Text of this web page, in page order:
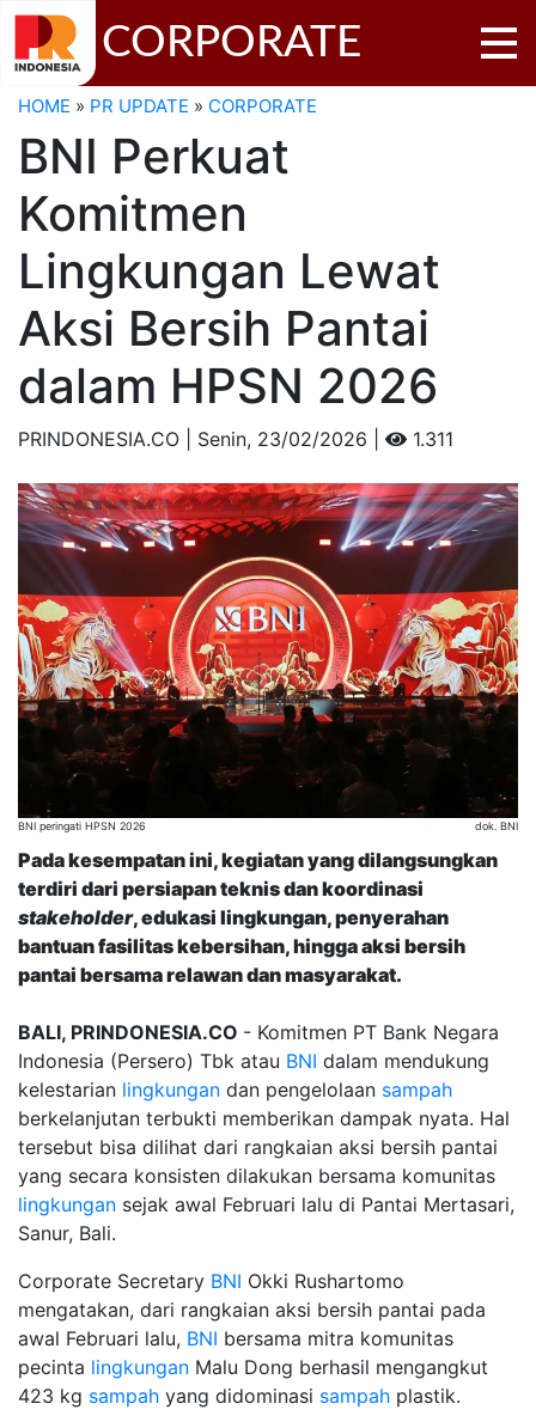
CORPORATE
HOME » PR UPDATE » CORPORATE
BNI Perkuat
Komitmen
Lingkungan Lewat
Aksi Bersih Pantai
dalam HPSN 2026
PRINDONESIA.CO | Senin, 23/02/2026 | 1.311
BNI peringati HPSN 2026 dok. BNI
Pada kesempatan ini, kegiatan yang dilangsungkan
terdiri dari persiapan teknis dan koordinasi
stakeholder, edukasi lingkungan, penyerahan
bantuan fasilitas kebersihan, hingga aksi bersih
pantai bersama relawan dan masyarakat.
BALI, PRINDONESIA.CO - Komitmen PT Bank Negara
Indonesia (Persero) Tbk atau BNI dalam mendukung
kelestarian lingkungan dan pengelolaan sampah
berkelanjutan terbukti memberikan dampak nyata. Hal
tersebut bisa dilihat dari rangkaian aksi bersih pantai
yang secara konsisten dilakukan bersama komunitas
lingkungan sejak awal Februari lalu di Pantai Mertasari,
Sanur, Bali.
Corporate Secretary BNI Okki Rushartomo
mengatakan, dari rangkaian aksi bersih pantai pada
awal Februari lalu, BNI bersama mitra komunitas
pecinta lingkungan Malu Dong berhasil mengangkut
423 kg sampah yang didominasi sampah plastik.